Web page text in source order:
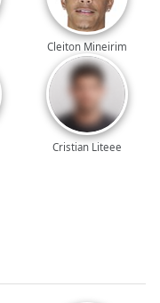
Cleiton Mineirim
Cristian Liteee